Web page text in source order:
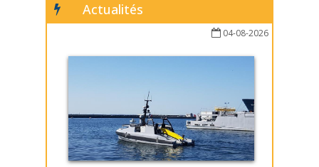
Actualités
04-08-2026